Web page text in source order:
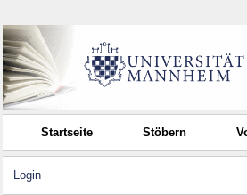
Startseite Stöbern
Login